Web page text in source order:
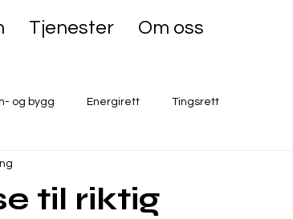
Tjenester Om oss
og bygg Energirett Tingsrett
til riktig